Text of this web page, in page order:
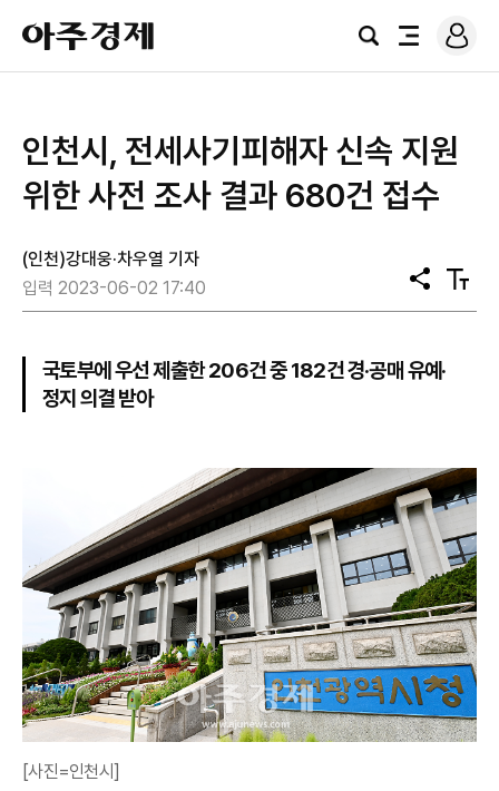
아
주
경
검
전
로
그
인천시, 전세사기피해자 신속 지원
위한 사전 조사 결과 680건 접수
(인천)강대웅·차우열 기자
입력 2023-06-02 17:40
공
유
텍
스
국토부에 우선 제출한 206건 중 182건 경·공매 유예·
정지 의결 받아
[사진=인천시]